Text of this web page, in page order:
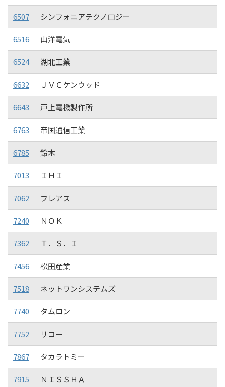
6507 シンフォニアテクノロジー
6516 山洋電気
6524 湖北工業
6632 ＪＶＣケンウッド
6643 戸上電機製作所
6763 帝国通信工業
6785 鈴木
7013 ＩＨＩ
7062 フレアス
7240 ＮＯＫ
7362 Ｔ．Ｓ．Ｉ
7456 松田産業
7518 ネットワンシステムズ
7740 タムロン
7752 リコー
7867 タカラトミー
7915 ＮＩＳＳＨＡ